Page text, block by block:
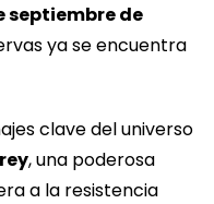
septiembre de
ya se encuentra
clave del universo
, una poderosa
a la resistencia